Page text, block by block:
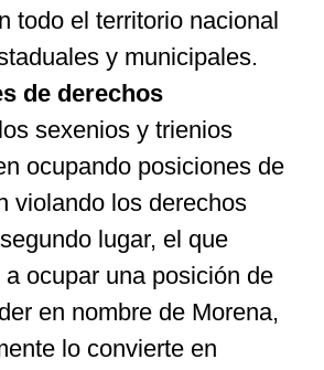
todo el territorio nacional
y municipales.
de derechos
sexenios y trienios
ocupando posiciones de
violando los derechos
lugar, el que
ocupar una posición de
en nombre de Morena,
lo convierte en